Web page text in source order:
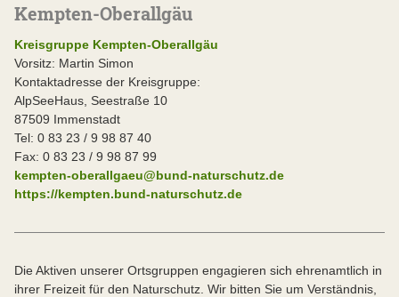
Kempten-Oberallgäu
Kreisgruppe Kempten-Oberallgäu
Vorsitz: Martin Simon
Kontaktadresse der Kreisgruppe:
AlpSeeHaus, Seestraße 10
87509 Immenstadt
Tel: 0 83 23 / 9 98 87 40
Fax: 0 83 23 / 9 98 87 99
kempten-oberallgaeu@bund-naturschutz.de
https://kempten.bund-naturschutz.de
Die Aktiven unserer Ortsgruppen engagieren sich ehrenamtlich in
ihrer Freizeit für den Naturschutz. Wir bitten Sie um Verständnis,